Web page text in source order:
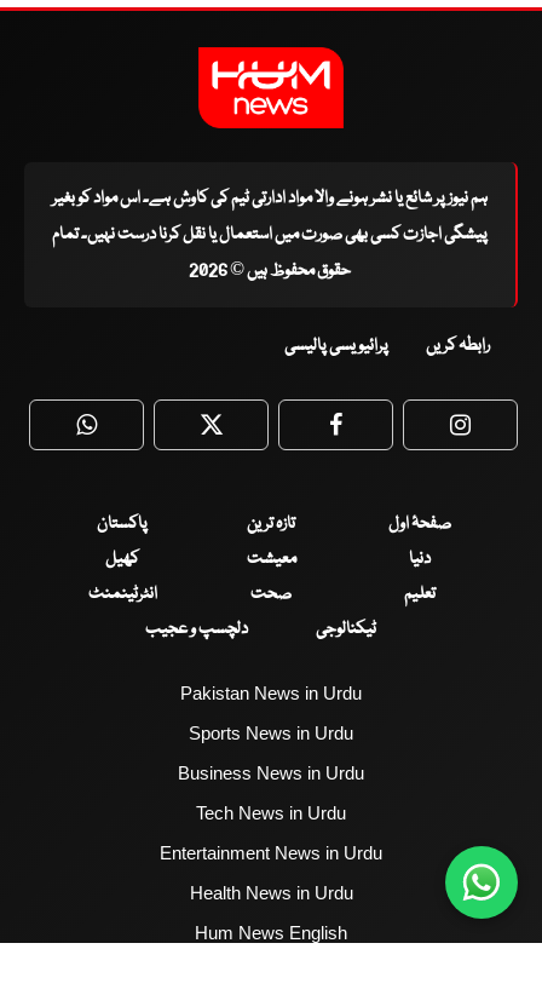
ہم نیوز پر شائع یا نشر ہونے والا مواد ادارتی ٹیم کی کاوش ہے۔ اس مواد کو بغیر
پیشگی اجازت کسی بھی صورت میں استعمال یا نقل کرنا درست نہیں۔ تمام
حقوق محفوظ ہیں © 2026
رابطہ کریں پرائیویسی پالیسی
WhatsApp Twitter Facebook
صفحۂ اول تازہ ترین
پاکستان
دنیا
معیشت
کھیل
تعلیم
صحت
انٹرٹینمنٹ
ٹیکنالوجی
دلچسپ و عجیب
Pakistan News in Urdu
Sports News in Urdu
Business News in Urdu
Tech News in Urdu
Entertainment News in Urdu
Health News in Urdu
Hum News English